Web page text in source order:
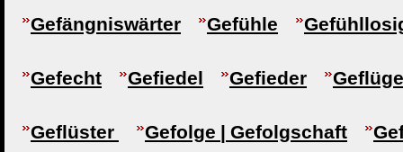
Gefängniswärter Gefühle
Gefecht Gefiedel Gefieder
Geflüster Gefolge | Gefolgschaft